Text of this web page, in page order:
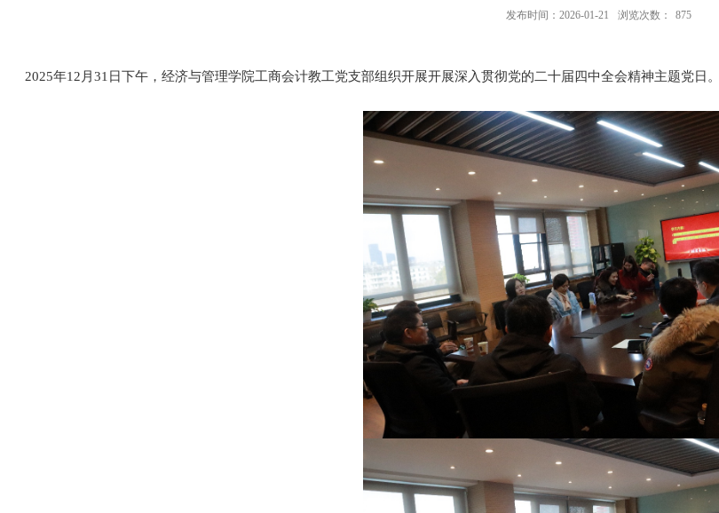
发布时间：2026-01-21 浏览次数： 875
2025年12 月 31 日下午，经济与管理学院工商会计教工党支部组织开展开展深入贯彻党的二十届四中全会精神主题党日